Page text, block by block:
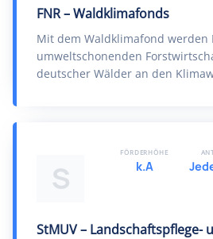
FNR – Waldklimafonds
Mit dem Waldklimafond werden
umweltschonenden
deutscher Wälder an den
S
StMUV – Landschaftspflege-
FÖRDERHÖHE
k.A